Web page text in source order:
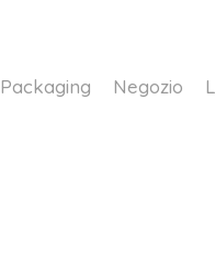
Packaging Negozio